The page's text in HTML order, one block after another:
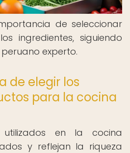
de seleccionar
ingredientes, siguiendo
experto.
de elegir los
para la cocina
utilizados en la cocina
y reflejan la riqueza